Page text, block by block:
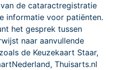
de cataractregistratie
informatie voor patiënten.
het gesprek tussen
naar aanvullende
de Keuzekaart Staar,
Thuisarts.nl